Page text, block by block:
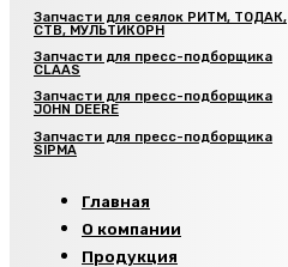
Запчасти для сеялок РИТМ, ТОДАК,
СТВ, МУЛЬТИКОРН
Запчасти для пресс-подборщика
CLAAS
Запчасти для пресс-подборщика
JOHN DEERE
Запчасти для пресс-подборщика
SIPMA
Главная
О компании
Продукция